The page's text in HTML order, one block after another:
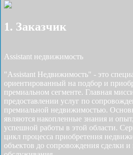
1. Заказчик
Assistant недвижимость
"Assistant Недвижимость" - это
ориентированный на подбор и
премиальном сегменте. Главная
предоставлении услуг по
премиальной недвижимостью.
являются накопленные знания и
успешной работы в этой области.
цикл процесса приобретения
объектов до сопровождения сделки